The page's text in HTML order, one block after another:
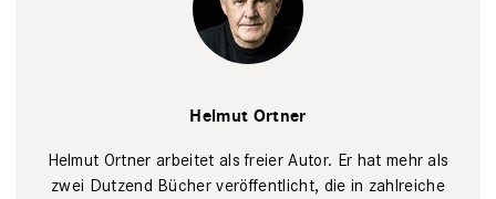
Helmut Ortner
Helmut Ortner arbeitet als freier ­Autor. Er hat mehr als
zwei Dutzend Bücher veröffentlicht, die in zahlreiche